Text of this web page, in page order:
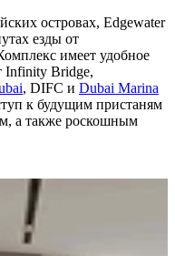
островах, Edgewater
езды от
имеет удобное
Infinity Bridge,
, DIFC и Dubai Marina
к будущим пристаням
а также роскошным